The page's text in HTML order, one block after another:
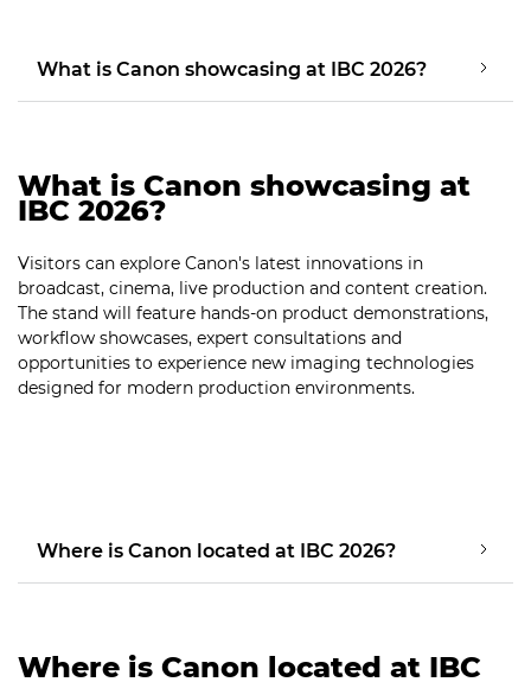
What is Canon showcasing at IBC 2026?
What is Canon showcasing at
IBC 2026?
Visitors can explore Canon's latest innovations in
broadcast, cinema, live production and content creation.
The stand will feature hands-on product demonstrations,
workflow showcases, expert consultations and
opportunities to experience new imaging technologies
designed for modern production environments.
Where is Canon located at IBC 2026?
Where is Canon located at IBC